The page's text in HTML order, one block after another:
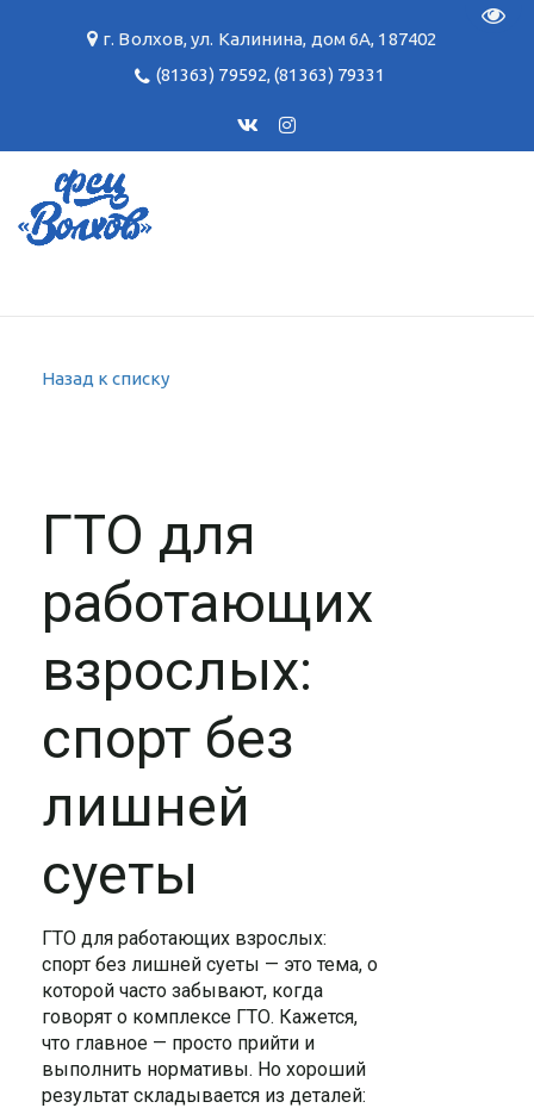
г. Волхов,ул. Калинина, дом 6А, 187402
(81363) 79592,(81363) 79331
Назад к списку
ГТО для
работающих
взрослых:
спорт без
лишней
суеты
ГТО для работающих взрослых:
спорт без лишней суеты — это тема, о
которой часто забывают, когда
говорят о комплексе ГТО. Кажется,
что главное — просто прийти и
выполнить нормативы. Но хороший
результат складывается из деталей: